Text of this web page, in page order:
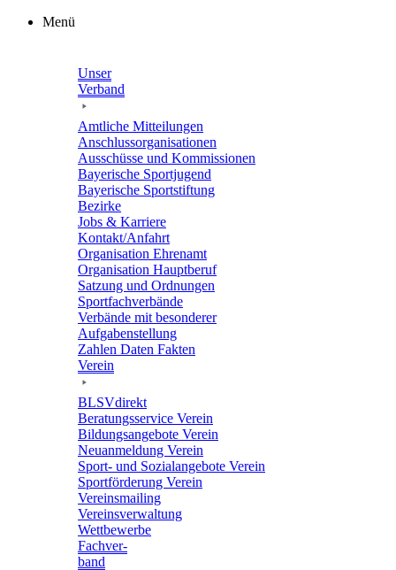
Zum
Menü
Unser
Verband
Amtli­che Mitteilungen
Anschluss­or­ga­ni­sa­tio­nen
Ausschüsse und Kommissionen
Baye­ri­sche Sportjugend
Baye­ri­sche Sportstiftung
Bezirke
Jobs & Karriere
Kontakt/​​Anfahrt
Orga­ni­sa­tion Ehrenamt
Orga­ni­sa­tion Hauptberuf
Satzung und Ordnungen
Sport­fach­ver­bände
Verbände mit beson­de­rer
Aufgabenstellung
Zahlen Daten Fakten
Verein
BLSVdi­rekt
Bera­tungs­ser­vice Verein
Bildungs­an­ge­bote Verein
Neuan­mel­dung Verein
Sport- und Sozi­al­an­ge­bote Verein
Sport­för­de­rung Verein
Vereins­mai­ling
Vereins­ver­wal­tung
Wett­be­werbe
Fach­ver­
band